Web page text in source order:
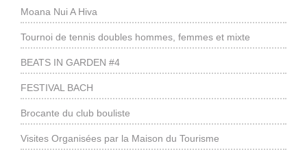
Moana Nui A Hiva
Tournoi de tennis doubles hommes, femmes et mixte
BEATS IN GARDEN #4
FESTIVAL BACH
Brocante du club bouliste
Visites Organisées par la Maison du Tourisme